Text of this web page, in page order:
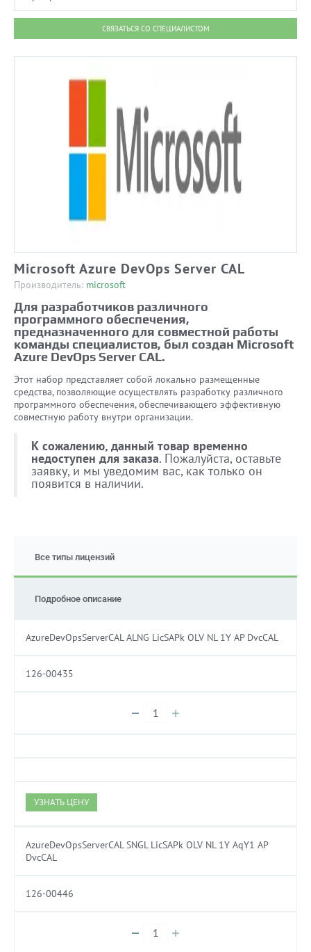
СВЯЗАТЬСЯ СО СПЕЦИАЛИСТОМ
Microsoft Azure DevOps Server CAL
Производитель: microsoft
Для разработчиков различного
программного обеспечения,
предназначенного для совместной работы
команды специалистов, был создан Microsoft
Azure DevOps Server CAL.
Этот набор представляет собой локально размещенные
средства, позволяющие осуществлять разработку различного
программного обеспечения, обеспечивающего эффективную
совместную работу внутри организации.
К сожалению, данный товар временно
недоступен для заказа. Пожалуйста, оставьте
заявку, и мы уведомим вас, как только он
появится в наличии.
Все типы лицензий
Подробное описание
AzureDevOpsServerCAL ALNG LicSAPk OLV NL 1Y AP DvcCAL
126-00435
УЗНАТЬ ЦЕНУ
AzureDevOpsServerCAL SNGL LicSAPk OLV NL 1Y AqY1 AP
DvcCAL
126-00446